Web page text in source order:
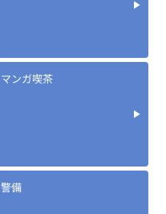
マンガ喫茶
警備